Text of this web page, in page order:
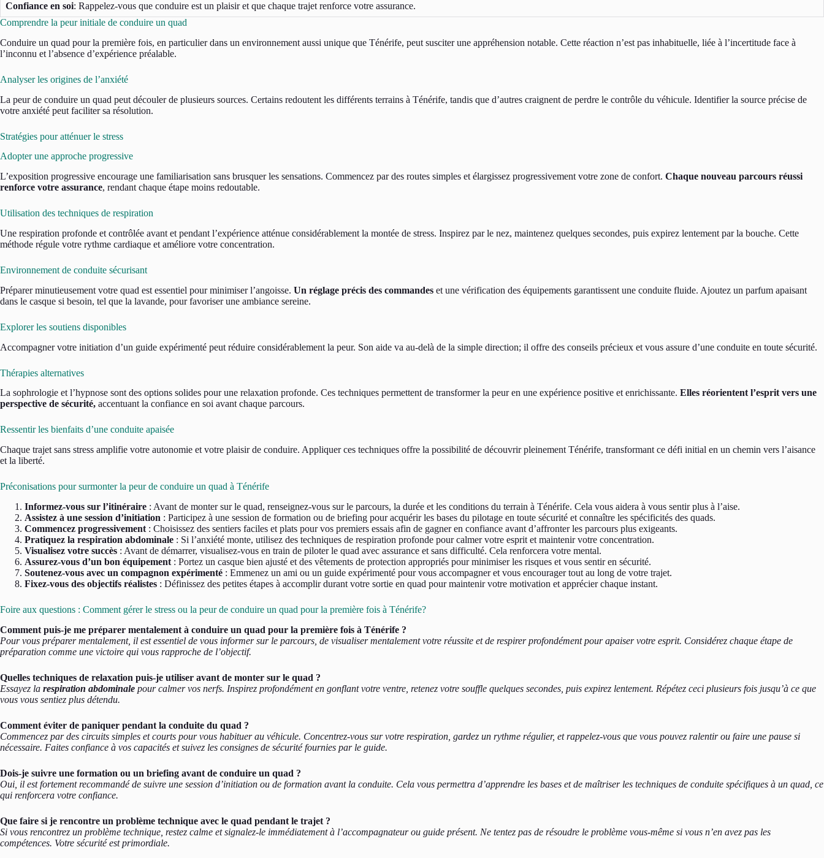
Confiance en soi: Rappelez-vous que conduire est un plaisir et que chaque trajet renforce votre assurance.
Comprendre la peur initiale de conduire un quad
Conduire un quad pour la première fois, en particulier dans un environnement aussi unique que Ténérife, peut susciter une appréhension notable. Cette réaction n’est pas inhabituelle, liée à l’incertitude face à
l’inconnu et l’absence d’expérience préalable.
Analyser les origines de l’anxiété
La peur de conduire un quad peut découler de plusieurs sources. Certains redoutent les différents terrains à Ténérife, tandis que d’autres craignent de perdre le contrôle du véhicule. Identifier la source précise de
votre anxiété peut faciliter sa résolution.
Stratégies pour atténuer le stress
Adopter une approche progressive
L’exposition progressive encourage une familiarisation sans brusquer les sensations. Commencez par des routes simples et élargissez progressivement votre zone de confort. Chaque nouveau parcours réussi
renforce votre assurance, rendant chaque étape moins redoutable.
Utilisation des techniques de respiration
Une respiration profonde et contrôlée avant et pendant l’expérience atténue considérablement la montée de stress. Inspirez par le nez, maintenez quelques secondes, puis expirez lentement par la bouche. Cette
méthode régule votre rythme cardiaque et améliore votre concentration.
Environnement de conduite sécurisant
Préparer minutieusement votre quad est essentiel pour minimiser l’angoisse. Un réglage précis des commandes et une vérification des équipements garantissent une conduite fluide. Ajoutez un parfum apaisant
dans le casque si besoin, tel que la lavande, pour favoriser une ambiance sereine.
Explorer les soutiens disponibles
Accompagner votre initiation d’un guide expérimenté peut réduire considérablement la peur. Son aide va au-delà de la simple direction; il offre des conseils précieux et vous assure d’une conduite en toute sécurité.
Thérapies alternatives
La sophrologie et l’hypnose sont des options solides pour une relaxation profonde. Ces techniques permettent de transformer la peur en une expérience positive et enrichissante. Elles réorientent l’esprit vers une
perspective de sécurité, accentuant la confiance en soi avant chaque parcours.
Ressentir les bienfaits d’une conduite apaisée
Chaque trajet sans stress amplifie votre autonomie et votre plaisir de conduire. Appliquer ces techniques offre la possibilité de découvrir pleinement Ténérife, transformant ce défi initial en un chemin vers l’aisance
et la liberté.
Préconisations pour surmonter la peur de conduire un quad à Ténérife
Informez-vous sur l’itinéraire : Avant de monter sur le quad, renseignez-vous sur le parcours, la durée et les conditions du terrain à Ténérife. Cela vous aidera à vous sentir plus à l’aise.
Assistez à une session d’initiation : Participez à une session de formation ou de briefing pour acquérir les bases du pilotage en toute sécurité et connaître les spécificités des quads.
Commencez progressivement : Choisissez des sentiers faciles et plats pour vos premiers essais afin de gagner en confiance avant d’affronter les parcours plus exigeants.
Pratiquez la respiration abdominale : Si l’anxiété monte, utilisez des techniques de respiration profonde pour calmer votre esprit et maintenir votre concentration.
Visualisez votre succès : Avant de démarrer, visualisez-vous en train de piloter le quad avec assurance et sans difficulté. Cela renforcera votre mental.
Assurez-vous d’un bon équipement : Portez un casque bien ajusté et des vêtements de protection appropriés pour minimiser les risques et vous sentir en sécurité.
Soutenez-vous avec un compagnon expérimenté : Emmenez un ami ou un guide expérimenté pour vous accompagner et vous encourager tout au long de votre trajet.
Fixez-vous des objectifs réalistes : Définissez des petites étapes à accomplir durant votre sortie en quad pour maintenir votre motivation et apprécier chaque instant.
Foire aux questions : Comment gérer le stress ou la peur de conduire un quad pour la première fois à Ténérife?
Comment puis-je me préparer mentalement à conduire un quad pour la première fois à Ténérife ?
Pour vous préparer mentalement, il est essentiel de vous informer sur le parcours, de visualiser mentalement votre réussite et de respirer profondément pour apaiser votre esprit. Considérez chaque étape de
préparation comme une victoire qui vous rapproche de l’objectif.
Quelles techniques de relaxation puis-je utiliser avant de monter sur le quad ?
Essayez la respiration abdominale pour calmer vos nerfs. Inspirez profondément en gonflant votre ventre, retenez votre souffle quelques secondes, puis expirez lentement. Répétez ceci plusieurs fois jusqu’à ce que
vous vous sentiez plus détendu.
Comment éviter de paniquer pendant la conduite du quad ?
Commencez par des circuits simples et courts pour vous habituer au véhicule. Concentrez-vous sur votre respiration, gardez un rythme régulier, et rappelez-vous que vous pouvez ralentir ou faire une pause si
nécessaire. Faites confiance à vos capacités et suivez les consignes de sécurité fournies par le guide.
Dois-je suivre une formation ou un briefing avant de conduire un quad ?
Oui, il est fortement recommandé de suivre une session d’initiation ou de formation avant la conduite. Cela vous permettra d’apprendre les bases et de maîtriser les techniques de conduite spécifiques à un quad, ce
qui renforcera votre confiance.
Que faire si je rencontre un problème technique avec le quad pendant le trajet ?
Si vous rencontrez un problème technique, restez calme et signalez-le immédiatement à l’accompagnateur ou guide présent. Ne tentez pas de résoudre le problème vous-même si vous n’en avez pas les
compétences. Votre sécurité est primordiale.